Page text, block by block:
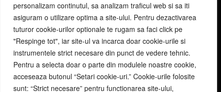
personalizam continutul, sa analizam traficul web si sa iti
asiguram o utilizare optima a site-ului. Pentru dezactivarea
tuturor cookie-urilor optionale te rugam sa faci click pe
"Respinge tot", iar site-ul va incarca doar cookie-urile si
instrumentele strict necesare din punct de vedere tehnic.
Pentru a selecta doar o parte din modulele noastre cookie,
acceseaza butonul “Setari cookie-uri.” Cookie-urile folosite
sunt: “Strict necesare” pentru functionarea site-ului,
Programeză un test drive
Cere ofertă moto
Programeză un test ride
Link-uri utile